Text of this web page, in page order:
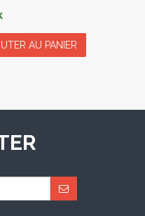
AU PANIER